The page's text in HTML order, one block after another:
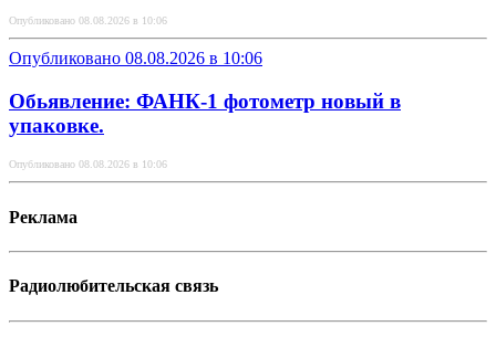
Опубликовано 08.08.2026 в 10:06
Опубликовано 08.08.2026 в 10:06
Обьявление: ФАНК-1 фотометр новый в
упаковке.
Опубликовано 08.08.2026 в 10:06
Реклама
Радиолюбительская связь